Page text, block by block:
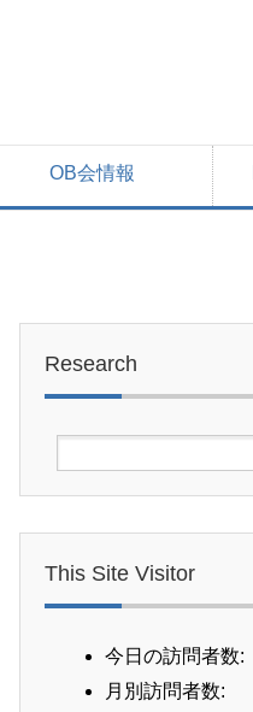
OB会情報
Research
This Site Visitor
今日の訪問者数:
月別訪問者数: